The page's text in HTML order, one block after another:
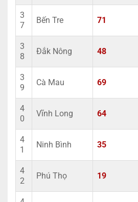
3
7
Bến Tre 71
3
8
Đắk Nông 48
3
9
Cà Mau 69
4
0
Vĩnh Long 64
4
1
Ninh Bình 35
4
2
Phú Thọ 19